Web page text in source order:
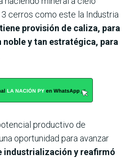
cerros como este la Industria
tiene provisión de caliza, para
y tan estratégica, para
productivo de
oportunidad para avanzar
industrialización y reafirmó